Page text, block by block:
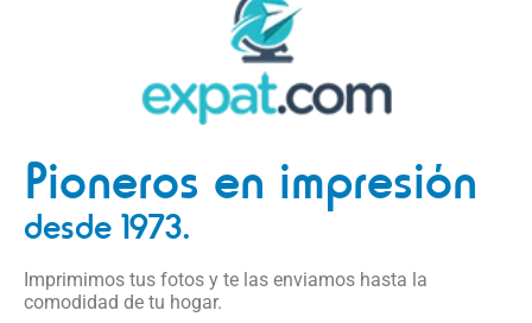
Pioneros en impresión
desde 1973.
Imprimimos tus fotos y te las enviamos hasta la
comodidad de tu hogar.